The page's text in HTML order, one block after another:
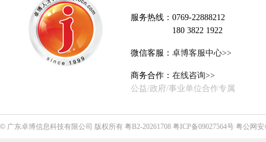
服务热线：0769-22888212
180 3822 1922
微信客服： 卓博客服中心>>
商务合作： 在线咨询>>
公益/政府/事业单位合作专属
© 广东卓博信息科技有限公司 版权所有 粤B2-20261708 粤ICP备09027564号 粤公网安